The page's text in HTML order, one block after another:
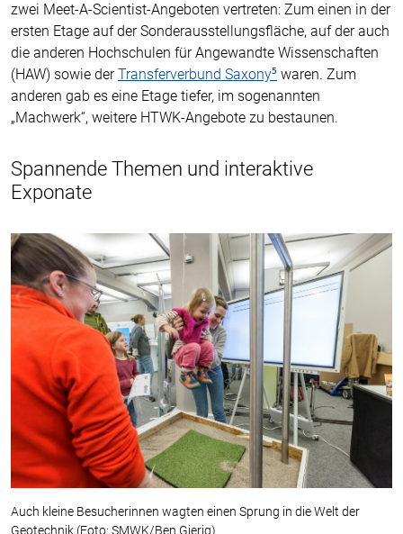
zwei Meet-A-Scientist-Angeboten vertreten: Zum einen in der
ersten Etage auf der Sonderausstellungsfläche, auf der auch
die anderen Hochschulen für Angewandte Wissenschaften
(HAW) sowie derTransferverbund Saxony⁵ waren. Zum
anderen gab es eine Etage tiefer, im sogenannten
„Machwerk“, weitere HTWK-Angebote zu bestaunen.
Spannende Themen und interaktive
Exponate
Auch kleine Besucherinnen wagten einen Sprung in die Welt der
Geotechnik (Foto: SMWK/Ben Gierig)